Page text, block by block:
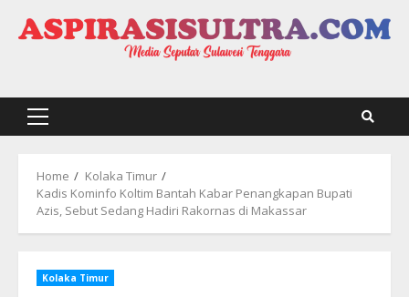
Primary
Home
Kolaka Timur
Kadis Kominfo Koltim Bantah Kabar Penangkapan Bupati
Azis, Sebut Sedang Hadiri Rakornas di Makassar
Kolaka Timur